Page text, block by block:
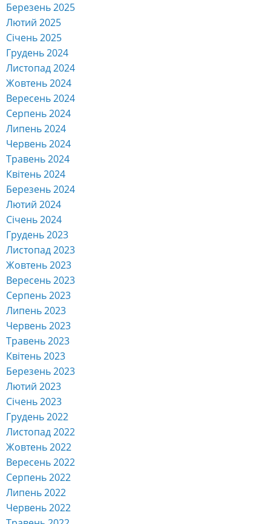
Березень 2025
Лютий 2025
Січень 2025
Грудень 2024
Листопад 2024
Жовтень 2024
Вересень 2024
Серпень 2024
Липень 2024
Червень 2024
Травень 2024
Квітень 2024
Березень 2024
Лютий 2024
Січень 2024
Грудень 2023
Листопад 2023
Жовтень 2023
Вересень 2023
Серпень 2023
Липень 2023
Червень 2023
Травень 2023
Квітень 2023
Березень 2023
Лютий 2023
Січень 2023
Грудень 2022
Листопад 2022
Жовтень 2022
Вересень 2022
Серпень 2022
Липень 2022
Червень 2022